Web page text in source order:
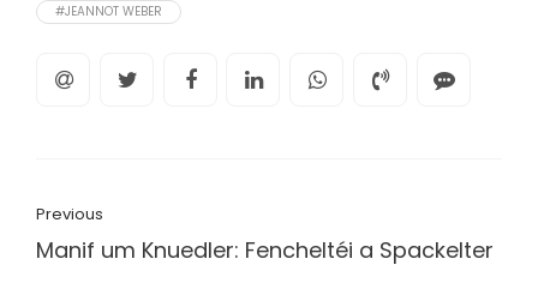
#JEANNOT WEBER
Previous
Manif um Knuedler: Fencheltéi a Spackelter